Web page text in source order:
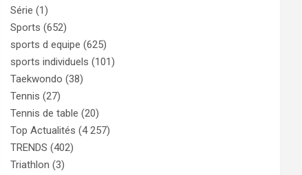
Série (1)
Sports (652)
sports d equipe (625)
sports individuels (101)
Taekwondo (38)
Tennis (27)
Tennis de table (20)
Top Actualités (4 257)
TRENDS (402)
Triathlon (3)